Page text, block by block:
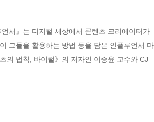
서』는 디지털 세상에서 콘텐츠 크리에이터가
그들을 활용하는 방법 등을 담은 인플루언서 마
의 법칙, 바이럴》의 저자인 이승윤 교수와 CJ